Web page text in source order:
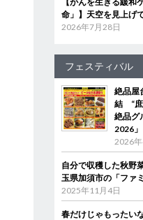
命」】天空を見上げ
2026年7月28日
フェスティバル
絶品屋
結 “庶
絶品グ
2026
2026
自分で収穫した秋野
玉県加須市の「ファ
2025年11月4日
春だけじゃもったい